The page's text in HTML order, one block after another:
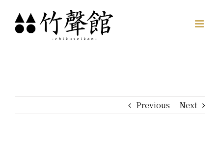
Previous Next